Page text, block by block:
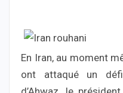
En Iran, au moment
ont attaqué un